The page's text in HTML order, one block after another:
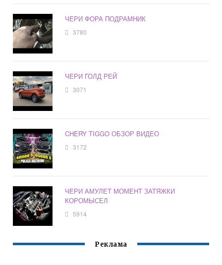
ЧЕРИ ФОРА ПОДРАМНИК
3780
ЧЕРИ ГОЛД РЕЙ
3071
CHERY TIGGO ОБЗОР ВИДЕО
3172
ЧЕРИ АМУЛЕТ МОМЕНТ ЗАТЯЖКИ
КОРОМЫСЕЛ
5914
Реклама